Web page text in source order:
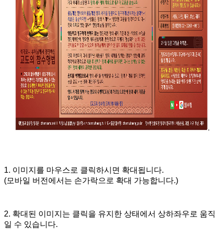
1. 이미지를 마우스로 클릭하시면 확대됩니다.
(모바일 버전에서는 손가락으로 확대 가능합니다.)
2. 확대된 이미지는 클릭을 유지한 상태에서 상하좌우로 움직
일 수 있습니다.